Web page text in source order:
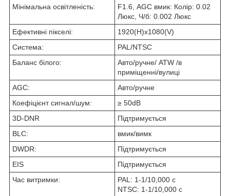
Мінімальна освітленість:
F1.6, AGC вмик: Колір: 0.02
Люкс, Ч/б: 0.002 Люкс
Ефективні пікселі:
1920(H)x1080(V)
Система:
PAL/NTSC
Баланс білого:
Авто/ручне/ ATW /в
приміщенні/вулиці
AGC:
Авто/ручне
Коефіцієнт сигнал/шум:
≥ 50dB
3D-DNR
Підтримується
BLC:
вмик/вимк
DWDR:
Підтримується
EIS
Підтримується
Час витримки:
PAL: 1-1/10,000 с
NTSC: 1-1/10,000 с